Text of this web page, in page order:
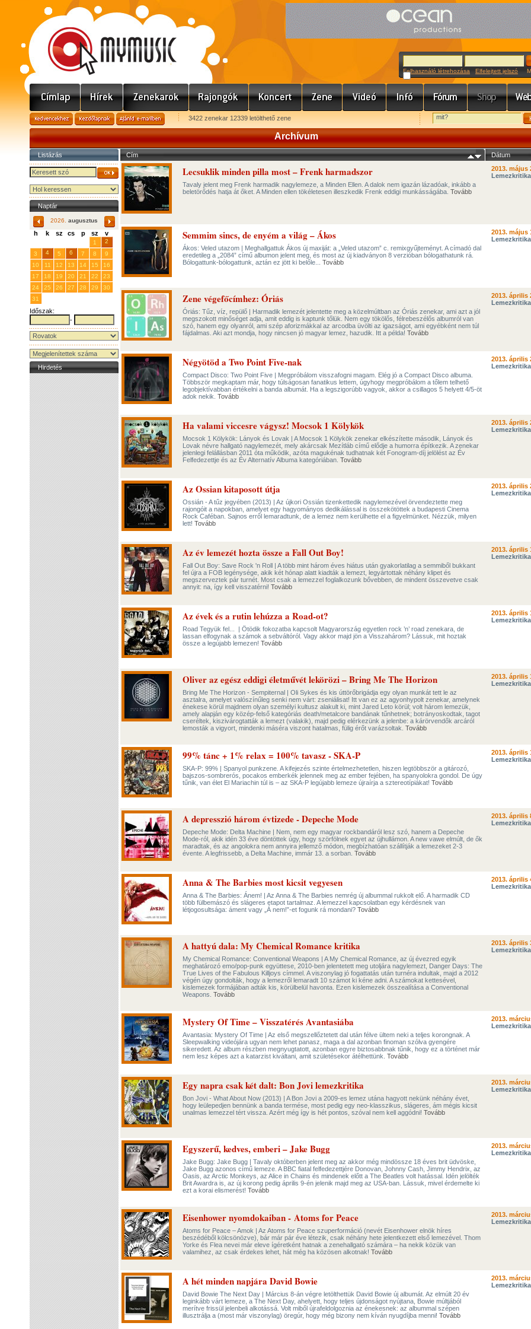
Felhasználó létrehozása Elfelejtett jelszó
3422 zenekar 12339 letölthető zene
Archívum
Listázás
Naptár
2026. augusztus
h k sz cs p sz v
1
2
3
4 5 6 7 8
9
10
11 12 13 14 15
16
17
18 19 20 21 22
23
24
25 26 27 28 29
30
31
Időszak:
-
Hirdetés
Cím Dátum
Lecsuklik minden pilla most – Frenk harmadszor
Tavaly jelent meg Frenk harmadik nagylemeze, a Minden Ellen. A dalok nem igazán lázadóak, inkább a
beletörődés hatja át őket. A Minden ellen tökéletesen illeszkedik Frenk eddigi munkásságába. Tovább
2013. május
Lemezkritika
Semmim sincs, de enyém a világ – Ákos
Ákos: Veled utazom | Meghallgattuk Ákos új maxiját: a „Veled utazom” c. remixgyűjteményt. A címadó dal
eredetileg a „2084” című albumon jelent meg, és most az új kiadványon 8 verzióban bólogathatunk rá.
Bólogattunk-bólogattunk, aztán ez jött ki belőle... Tovább
2013. május
Lemezkritika
Zene végefőcímhez: Óriás
Óriás: Tűz, víz, repülő | Harmadik lemezét jelentette meg a közelmúltban az Óriás zenekar, ami azt a jól
megszokott minőséget adja, amit eddig is kaptunk tőlük. Nem egy tökölős, félrebeszélős albumról van
szó, hanem egy olyanról, ami szép aforizmákkal az arcodba üvölti az igazságot, ami egyébként nem túl
fájdalmas. Aki azt mondja, hogy nincsen jó magyar lemez, hazudik. Itt a példa! Tovább
2013. április
Lemezkritika
Négyötöd a Two Point Five-nak
Compact Disco: Two Point Five | Megpróbálom visszafogni magam. Elég jó a Compact Disco albuma.
Többször megkaptam már, hogy túlságosan fanatikus lettem, úgyhogy megpróbálom a tőlem telhető
legobjektívabban értékelni a banda albumát. Ha a legszigorúbb vagyok, akkor a csillagos 5 helyett 4/5-öt
adok nekik. Tovább
2013. április
Lemezkritika
Ha valami viccesre vágysz! Mocsok 1 Kölykök
Mocsok 1 Kölykök: Lányok és Lovak | A Mocsok 1 Kölykök zenekar elkészítette második, Lányok és
Lovak névre hallgató nagylemezét, mely akárcsak Mezítláb című elődje a humorra építkezik. A zenekar
jelenlegi felállásban 2011 óta működik, azóta magukénak tudhatnak két Fonogram-díj jelölést az Év
Felfedezettje és az Év Alternatív Albuma kategóriában. Tovább
2013. április
Lemezkritika
Az Ossian kitaposott útja
Ossián - A tűz jegyében (2013) | Az újkori Ossián tizenkettedik nagylemezével örvendeztette meg
rajongóit a napokban, amelyet egy hagyományos dedikálással is összekötöttek a budapesti Cinema
Rock Caféban. Sajnos erről lemaradtunk, de a lemez nem kerülhette el a figyelmünket. Nézzük, milyen
lett! Tovább
2013. április
Lemezkritika
Az év lemezét hozta össze a Fall Out Boy!
Fall Out Boy: Save Rock 'n Roll | A több mint három éves hiátus után gyakorlatilag a semmiből bukkant
fel újra a FOB legénysége, akik két hónap alatt kiadták a lemezt, legyártottak néhány klipet és
megszerveztek pár turnét. Most csak a lemezzel foglalkozunk bővebben, de mindent összevetve csak
annyit: na, így kell visszatérni! Tovább
2013. április
Lemezkritika
Az évek és a rutin lehúzza a Road-ot?
Road Tegyük fel... | Ötödik fokozatba kapcsolt Magyarország egyetlen rock ’n’ road zenekara, de
lassan elfogynak a számok a sebváltóról. Vagy akkor majd jön a Visszahárom? Lássuk, mit hoztak
össze a legújabb lemezen! Tovább
2013. április
Lemezkritika
Oliver az egész eddigi életművét lekörözi – Bring Me The Horizon
Bring Me The Horizon - Sempiternal | Oli Sykes és kis úttörőbrigádja egy olyan munkát tett le az
asztalra, amelyet valószínűleg senki nem várt: zseniálisat! Itt van ez az agyonhypolt zenekar, amelynek
énekese körül majdnem olyan személyi kultusz alakult ki, mint Jared Leto körül; volt három lemezük,
amely alapján egy közép-felső kategóriás death/metalcore bandának tűnhetnek; botrányoskodtak, tagot
cseréltek, kiszivárogtatták a lemezt (valakik), majd pedig elérkezünk a jelenbe: a kárörvendők arcáról
lemosták a vigyort, mindenki máséra viszont hatalmas, fülig érőt varázsoltak. Tovább
2013. április
Lemezkritika
99% tánc + 1% relax = 100% tavasz - SKA-P
SKA-P: 99% | Spanyol punkzene. A kifejezés szinte értelmezhetetlen, hiszen legtöbbször a gitározó,
bajszos-sombrerós, pocakos emberkék jelennek meg az ember fejében, ha spanyolokra gondol. De úgy
tűnik, van élet El Mariachin túl is – az SKA-P legújabb lemeze újraírja a sztereotípiákat! Tovább
2013. április
Lemezkritika
A depresszió három évtizede - Depeche Mode
Depeche Mode: Delta Machine | Nem, nem egy magyar rockbandáról lesz szó, hanem a Depeche
Mode-ról, akik idén 33 éve döntöttek úgy, hogy szörfölnek egyet az újhullámon. A new vawe elmúlt, de ők
maradtak, és az angolokra nem annyira jellemző módon, megbízhatóan szállítják a lemezeket 2-3
évente. A legfrissebb, a Delta Machine, immár 13. a sorban. Tovább
2013. április
Lemezkritika
Anna & The Barbies most kicsit vegyesen
Anna & The Barbies: Ánem! | Az Anna & The Barbies nemrég új albummal rukkolt elő. A harmadik CD
több fülbemászó és slágeres etapot tartalmaz. A lemezzel kapcsolatban egy kérdésnek van
létjogosultsága: áment vagy „Á nem!”-et fogunk rá mondani? Tovább
2013. április
Lemezkritika
A hattyú dala: My Chemical Romance kritika
My Chemical Romance: Conventional Weapons | A My Chemical Romance, az új évezred egyik
meghatározó emo/pop-punk együttese, 2010-ben jelentetett meg utoljára nagylemezt, Danger Days: The
True Lives of the Fabulous Killjoys címmel. A viszonylag jó fogattatás után turnéra indultak, majd a 2012
végén úgy gondolták, hogy a lemezről lemaradt 10 számot ki kéne adni. A számokat kettesével,
kislemezek formájában adták kis, körülbelül havonta. Ezen kislemezek összealítása a Conventional
Weapons. Tovább
2013. április
Lemezkritika
Mystery Of Time – Visszatérés Avantasiába
Avantasia: Mystery Of Time | Az első megszellőztetett dal után félve ültem neki a teljes korongnak. A
Sleepwalking videójára ugyan nem lehet panasz, maga a dal azonban finoman szólva gyengére
sikeredett. Az album részben megnyugtatott, azonban egyre biztosabbnak tűnik, hogy ez a történet már
nem lesz képes azt a katarzist kiváltani, amit születésekor átélhettünk. Tovább
2013.
Lemezkritika
Egy napra csak két dalt: Bon Jovi lemezkritika
Bon Jovi - What About Now (2013) | A Bon Jovi a 2009-es lemez utána hagyott nekünk néhány évet,
hogy leülepedjen bennünk a banda termése, most pedig egy neo-klasszikus, slágeres, ám mégis kicsit
unalmas lemezzel tért vissza. Azért még így is hét pontos, szóval nem kell aggódni! Tovább
2013.
Lemezkritika
Egyszerű, kedves, emberi – Jake Bugg
Jake Bugg: Jake Bugg | Tavaly októberben jelent meg az akkor még mindössze 18 éves brit üdvöske,
Jake Bugg azonos című lemeze. A BBC fiatal felfedezettjére Donovan, Johnny Cash, Jimmy Hendrix, az
Oasis, az Arctic Monkeys, az Alice in Chains és mindenek előtt a The Beatles volt hatással. Idén jelölték
Brit Awardra is, az új korong pedig április 9-én jelenik majd meg az USA-ban. Lássuk, mivel érdemelte ki
ezt a korai elismerést! Tovább
2013.
Lemezkritika
Eisenhower nyomdokaiban - Atoms for Peace
Atoms for Peace – Amok | Az Atoms for Peace szuperformáció (nevét Eisenhower elnök híres
beszédéből kölcsönözve), bár már pár éve létezik, csak néhány hete jelentkezett első lemezével. Thom
Yorke és Flea nevei már eleve ígéretként hatnak a zenehallgató számára – ha nekik közük van
valamihez, az csak érdekes lehet, hát még ha közösen alkotnak! Tovább
2013.
Lemezkritika
A hét minden napjára David Bowie
David Bowie The Next Day | Március 8-án végre letölthettük David Bowie új albumát. Az elmúlt 20 év
leginkább várt lemeze, a The Next Day, ahelyett, hogy teljes újdonságot nyújtana, Bowie múltjából
merítve frissül jelenbeli alkotássá. Volt miből újrafeldolgoznia az énekesnek: az albummal szépen
illusztrálja a (most már viszonylag) öregúr, hogy még bizony nem kíván nyugdíjba menni! Tovább
2013.
Lemezkritika